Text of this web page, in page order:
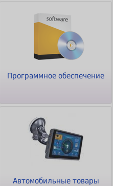
Программное обеспечение
Автомобильные товары